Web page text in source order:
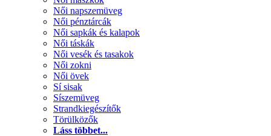
Női napszemüveg
Női pénztárcák
Női sapkák és kalapok
Női táskák
Női vesék és tasakok
Női zokni
Női övek
Sí sisak
Síszemüveg
Strandkiegészítők
Törülközők
Láss többet...